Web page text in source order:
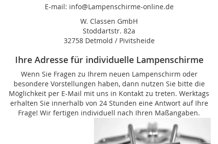
E-mail: info@Lampenschirme-online.de
W. Classen GmbH
Stoddartstr. 82a
32758 Detmold / Pivitsheide
Ihre Adresse für individuelle Lampenschirme
Wenn Sie Fragen zu Ihrem neuen Lampenschirm oder
besondere Vorstellungen haben, dann nutzen Sie bitte die
Möglichkeit per E-Mail mit uns in Kontakt zu treten. Werktags
erhalten Sie innerhalb von 24 Stunden eine Antwort auf Ihre
Frage! Wir fertigen individuell nach Ihren Maßangaben.